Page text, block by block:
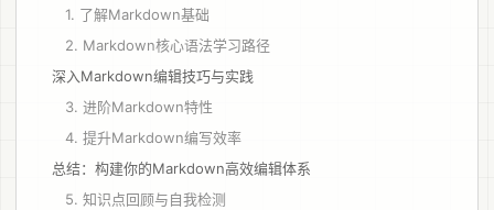
1. 了解Markdown基础
2. Markdown核心语法学习路径
深入Markdown编辑技巧与实践
3. 进阶Markdown特性
4. 提升Markdown编写效率
总结：构建你的Markdown高效编辑体系
5. 知识点回顾与自我检测